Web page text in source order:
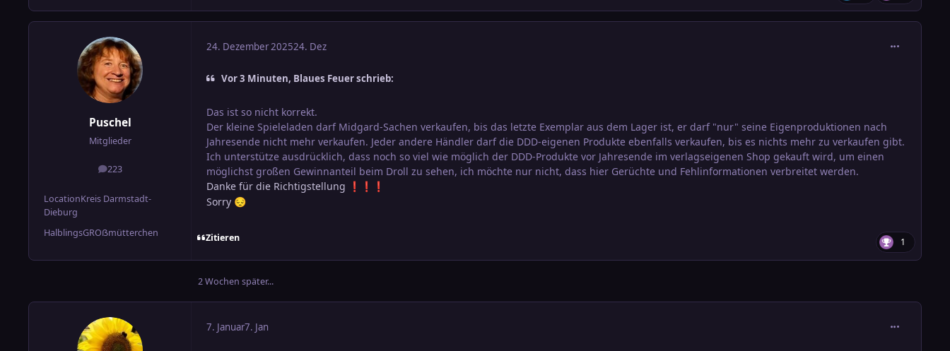
Puschel
Mitglieder
223
Beiträge
LocationKreis Darmstadt-
Dieburg
HalblingsGROẞmütterchen
24. Dezember 202524. Dez
Vor 3 Minuten, Blaues Feuer schrieb:
Das ist so nicht korrekt.
Der kleine Spieleladen darf Midgard-Sachen verkaufen, bis das letzte Exemplar aus dem Lager ist, er darf "nur" seine Eigenproduktionen nach
Jahresende nicht mehr verkaufen. Jeder andere Händler darf die DDD-eigenen Produkte ebenfalls verkaufen, bis es nichts mehr zu verkaufen gibt.
Ich unterstütze ausdrücklich, dass noch so viel wie möglich der DDD-Produkte vor Jahresende im verlagseigenen Shop gekauft wird, um einen
möglichst großen Gewinnanteil beim Droll zu sehen, ich möchte nur nicht, dass hier Gerüchte und Fehlinformationen verbreitet werden.
Danke für die Richtigstellung
❗ ❗ ❗
Sorry 😔
Zitieren 1
2 Wochen später...
7. Januar7. Jan